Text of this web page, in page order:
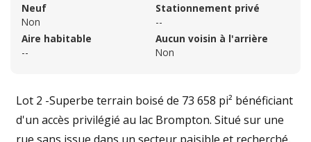
Neuf
Non
Aire habitable
--
Stationnement privé
--
Aucun voisin à l'arrière
Non
Lot 2 -Superbe terrain boisé de 73 658 pi² bénéficiant
d'un accès privilégié au lac Brompton. Situé sur une